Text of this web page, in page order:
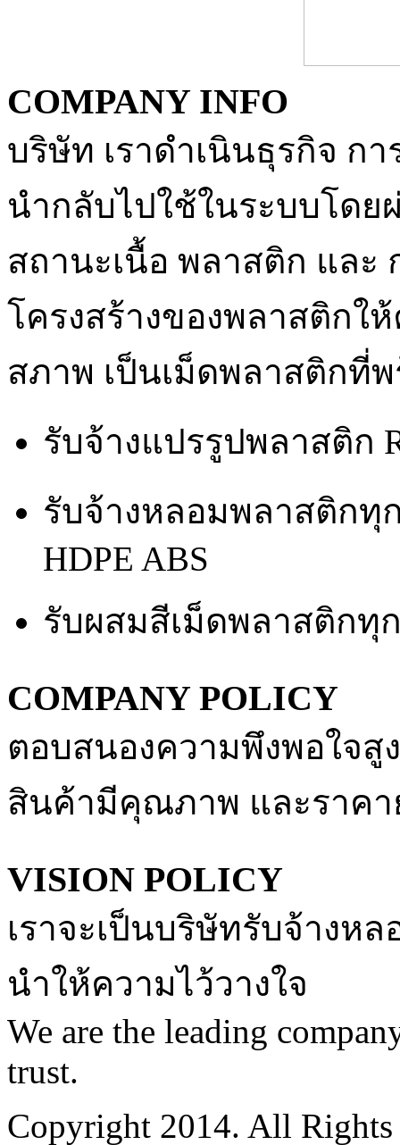
COMPANY INFO
บริษัท เราดำเนินธุรกิจ กา
นำกลับไปใช้ในระบบโดย
สถานะเนื้อ พลาสติก และ
โครงสร้างของพลาสติกใ
สภาพ เป็นเม็ดพลาสติกที่
รับจ้างแปรรูปพลาสติก
รับจ้างหลอมพลาสติกทุ
HDPE ABS
รับผสมสีเม็ดพลาสติกทุ
COMPANY POLICY
ตอบสนองความพึงพอใจสู
สินค้ามีคุณภาพ และราคา
VISION POLICY
เราจะเป็นบริษัทรับจ้างห
นำให้ความไว้วางใจ
We are the leading
trust.
Copyright 2014. All Rights